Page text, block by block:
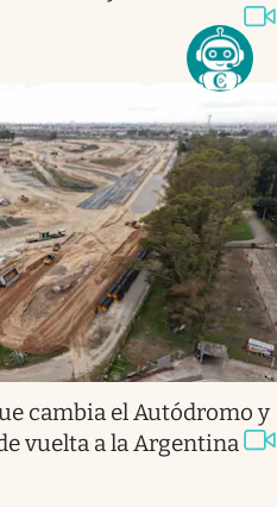
cambia el Autódromo y
vuelta a la Argentina